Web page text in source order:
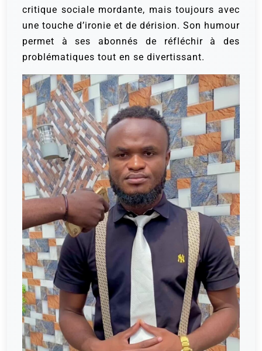
critique sociale mordante, mais toujours avec
une touche d’ironie et de dérision. Son humour
permet à ses abonnés de réfléchir à des
problématiques tout en se divertissant.